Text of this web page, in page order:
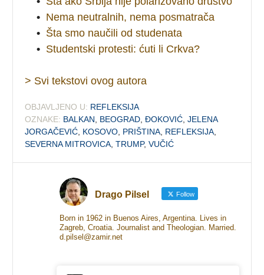
• Nema neutralnih, nema posmatrača
• Šta smo naučili od studenata
• Studentski protesti: ćuti li Crkva?
> Svi tekstovi ovog autora
OBJAVLJENO U: REFLEKSIJA
OZNAKE: BALKAN BEOGRAD ,ĐOKOVIĆ ,JELENA
JORGAČEVIĆ KOSOVO PRIŠTINA REFLEKSIJA
SEVERNA MITROVICA ,TRUMP,VUČIĆ
Drago Pilsel Follow
Born in 1962 in Buenos Aires, Argentina. Lives in
Zagreb, Croatia. Journalist and Theologian. Married.
d.pilsel@zamir.net